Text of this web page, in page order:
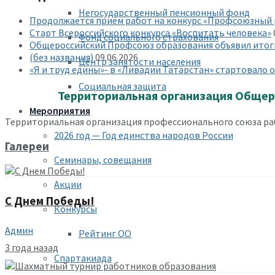
Негосударственный пенсионный фонд
Фонд социального страхования
Центр занятости населения
Социальная защита
Мероприятия
2026 год — Год единства народов России
Семинары, совещания
Акции
Конкурсы
Рейтинг ОО
Спартакиада
Продолжается приём работ на конкурс «Профсоюзный
Старт Всероссийского конкурса «Воспитать человека»
Общероссийский Профсоюз образования объявил
(без названия) 09.06.2026
«Я и труд едины»- в «Ливадии Татарстан» стартовало
Территориальная организация
Территориальная организация профессионального союза
Галереи
С Днем Победы!
Админ
3 года назад